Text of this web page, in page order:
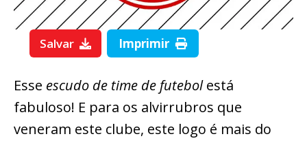
Salvar Imprimir
Esse escudo de time de futebolestá
fabuloso! E para os alvirrubros que
veneram este clube, este logo é mais do